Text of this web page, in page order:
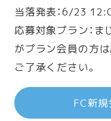
当落発表：6/23
応募対象プラン：
がプラン会員の方
ご了承ください。
FC新